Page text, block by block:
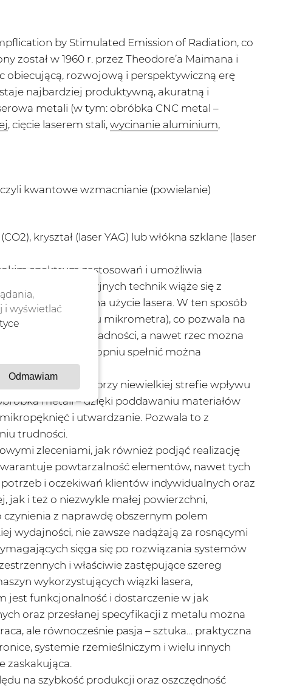
by Stimulated Emission of Radiation, co
został w 1960 r. przez Theodore’a Maimana i
obiecującą, rozwojową i perspektywiczną erę
najbardziej produktywną, akuratną i
metali (w tym: obróbka CNC metal –
, cięcie laserem stali, wycinanie aluminium,
kwantowe wzmacnianie (powielanie)
kryształ (laser YAG) lub włókna szklane (laser
spektrum zastosowań i umożliwia
tradycyjnych technik wiąże się z
się właśnie na użycie lasera. W ten sposób
(nawet rzędu mikrometra), co pozwala na
wręcz dokładności, a nawet rzec można
maksymalnym stopniu spełnić można
materiałów przy niewielkiej strefie wpływu
metali – dzięki poddawaniu materiałów
i utwardzanie. Pozwala to z
trudności.
zleceniami, jak również podjąć realizację
powtarzalność elementów, nawet tych
i oczekiwań klientów indywidualnych oraz
i też o niezwykle małej powierzchni,
z naprawdę obszernym polem
wydajności, nie zawsze nadążają za rosnącymi
sięga się po rozwiązania systemów
i właściwie zastępujące szereg
wykorzystujących wiązki lasera,
jest funkcjonalność i dostarczenie w jak
oraz przesłanej specyfikacji z metalu można
ale równocześnie pasja – sztuka… praktyczna
systemie rzemieślniczym i wielu innych
zaskakująca.
na szybkość produkcji oraz oszczędność
i wyświetlać
Odmawiam